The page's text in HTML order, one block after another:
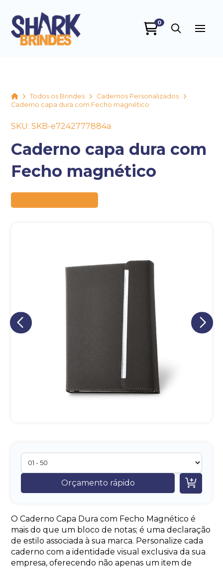
0
HomeTodos os Brindes
Cadernos Personalizados
Caderno capa dura com Fecho magnético
SKU: SKB-e7242777884a
Caderno capa dura com
Fecho magnético
Orçamento rápido 
O Caderno Capa Dura com Fecho Magnético é
mais do que um bloco de notas; é uma declaração
de estilo associada à sua marca. Personalize cada
caderno com a identidade visual exclusiva da sua
empresa, oferecendo não apenas um item de
Eu concordo em receber comunicações.
A nossa empresa está comprometida a proteger e respeitar
sua privacidade, utilizaremos seus dados apenas para fins
de marketing. Você pode alterar suas preferências a
Iniciar conversa